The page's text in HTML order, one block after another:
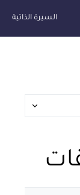
السيرة الذاتية